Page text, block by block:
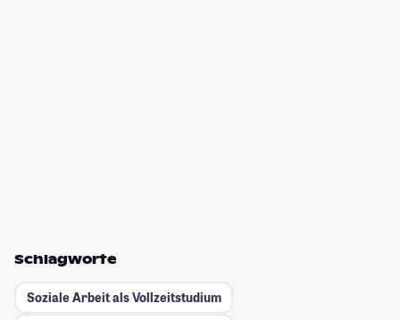
Schlagworte
Soziale Arbeit als Vollzeitstudium